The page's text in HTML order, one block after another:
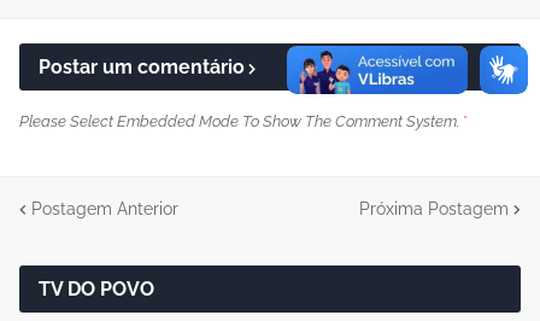
Postar um comentário
Please Select Embedded Mode To Show The Comment System. *
Postagem Anterior Próxima Postagem
TV DO POVO